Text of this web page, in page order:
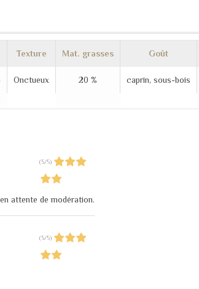
Texture
Onctueux
Mat. grasses
20 %
Goût
caprin, sous-bois
(5/5)
attente de modération.
(5/5)